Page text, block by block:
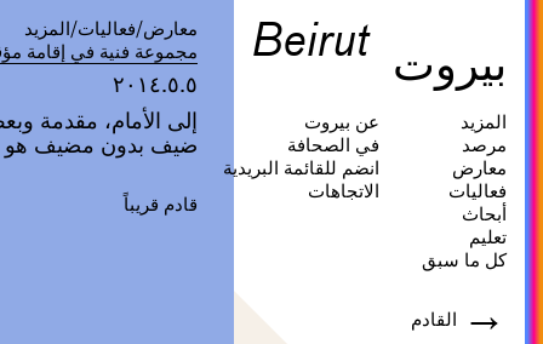
Beirut بيروت
المزيد
مرصد
معارض
فعاليات
أبحاث
تعليم
كل ما سبق
عن بيروت
في الصحافة
انضم للقائمة البريدية
الاتجاهات
معارض/فعاليات/المزيد
مجموعة فنية في إقامة
٢٠١٤.٥.٥
إلى الأمام، مقدمة
ضيف بدون مضيف هو
قادم قريباً
→ القادم